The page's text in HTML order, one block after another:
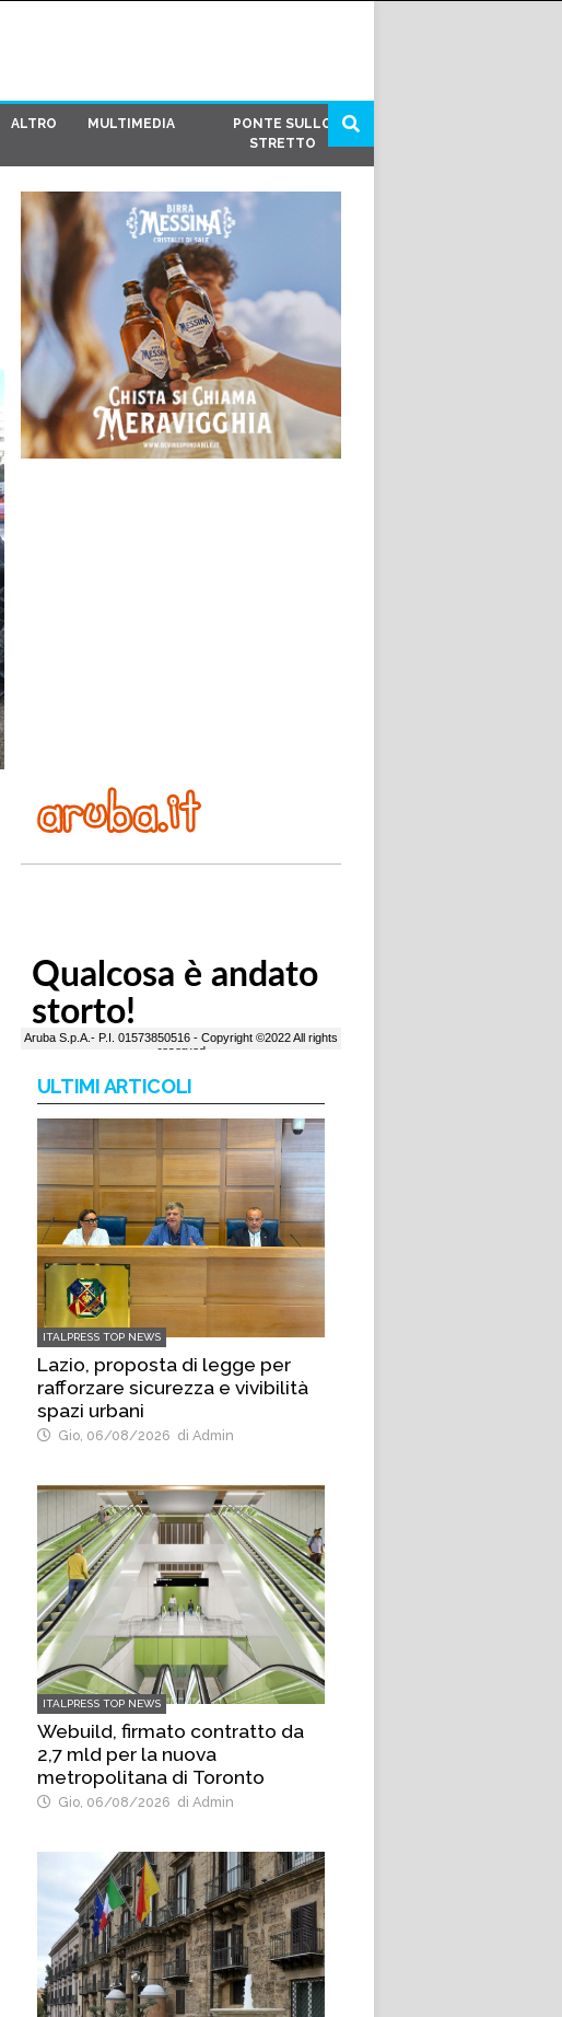
ALTRO MULTIMEDIA
PONTE SULLO
STRETTO
ULTIMI ARTICOLI
ITALPRESS TOP NEWS
Lazio, proposta di legge per
rafforzare sicurezza e vivibilità
spazi urbani
Gio, 06/08/2026 di Admin
ITALPRESS TOP NEWS
Webuild, firmato contratto da
2,7 mld per la nuova
metropolitana di Toronto
Gio, 06/08/2026 di Admin